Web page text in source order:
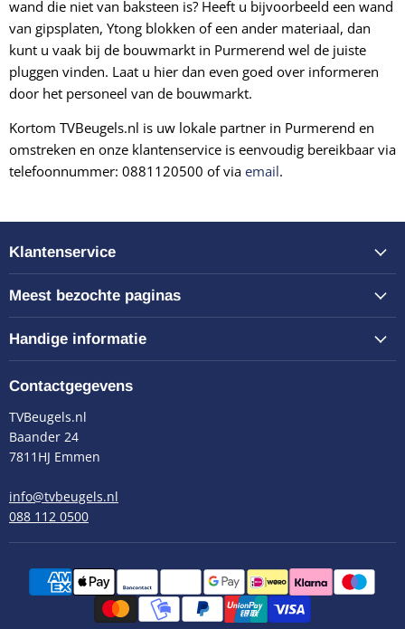
wand die niet van baksteen is? Heeft u bijvoorbeeld een wand
van gipsplaten, Ytong blokken of een ander materiaal, dan
kunt u vaak bij de bouwmarkt in Purmerend wel de juiste
pluggen vinden. Laat u hier dan even goed over informeren
door het personeel van de bouwmarkt.
Kortom TVBeugels.nl is uw lokale partner in Purmerend en
omstreken en onze klantenservice is eenvoudig bereikbaar via
telefoonnummer: 0881120500 of via email.
Klantenservice
Meest bezochte paginas
Handige informatie
Contactgegevens
TVBeugels.nl
Baander 24
7811HJ Emmen
info@tvbeugels.nl
088 112 0500